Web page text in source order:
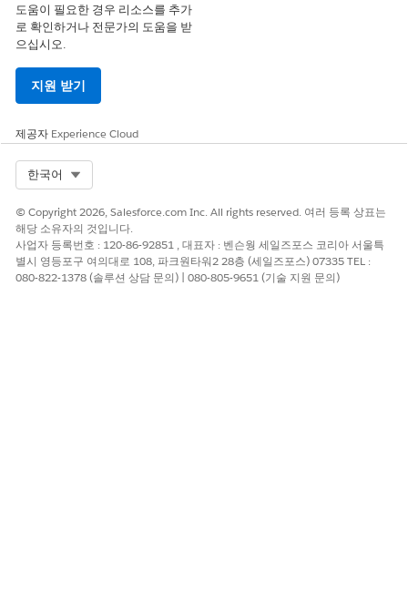
도움이 필요한 경우 리소스를 추가
로 확인하거나 전문가의 도움을 받
으십시오.
지원 받기
제공자 Experience Cloud
한국어
© Copyright 2026, Salesforce.com Inc. All rights reserved. 여러 등록 상표는
해당 소유자의 것입니다.
사업자 등록번호 : 120-86-92851 , 대표자 : 벤슨웡 세일즈포스 코리아 서울특
별시 영등포구 여의대로 108, 파크원타워2 28층 (세일즈포스) 07335 TEL :
080-822-1378 (솔루션 상담 문의) | 080-805-9651 (기술 지원 문의)